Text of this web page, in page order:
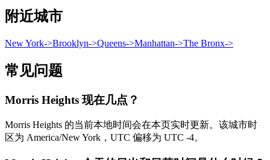
附近城市
New York->Brooklyn->Queens->Manhattan->The Bronx->
常见问题
Morris Heights 现在几点？
Morris Heights 的当前本地时间会在本页实时更新。该城市时
区为 America/New York，UTC 偏移为 UTC -4。